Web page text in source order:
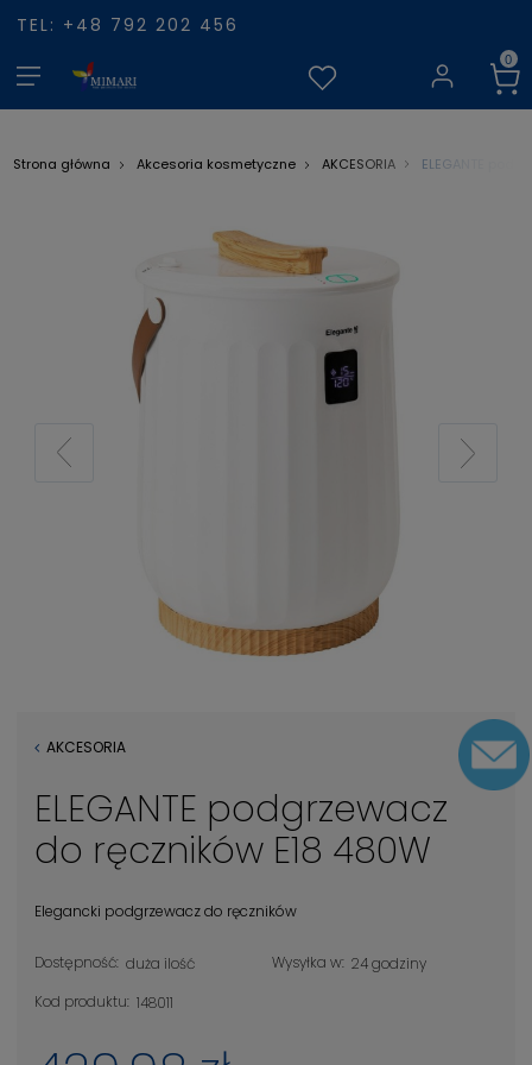
TEL: +48 792 202 456
Strona główna Akcesoria kosmetyczne AKCESORIA ELEGANTE
AKCESORIA
ELEGANTE podgrzewacz
do ręczników E18 480W
Elegancki podgrzewacz do ręczników
Dostępność: duża ilość Wysyłka w: 24 godziny
Kod produktu: 148011